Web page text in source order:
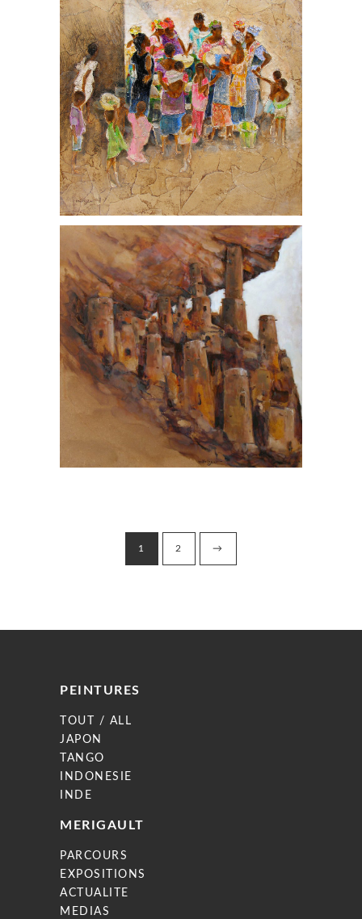
1 2 →
PEINTURES
TOUT / ALL
JAPON
TANGO
INDONESIE
INDE
MERIGAULT
PARCOURS
EXPOSITIONS
ACTUALITE
MEDIAS